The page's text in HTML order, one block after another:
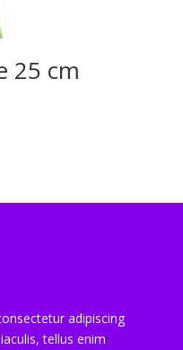
25 cm
adipiscing
tellus enim